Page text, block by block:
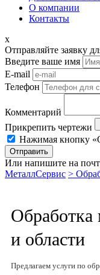
О компании
Контакты
x
Отправляйте заявку
Введите ваше имя
E-mail
Телефон
Комментарий
Прикрепить чертежи
Нажимая кнопку
Отправить
Или напишите на
МеталлСервис >
Обработка
и области
Предлагаем услуги по